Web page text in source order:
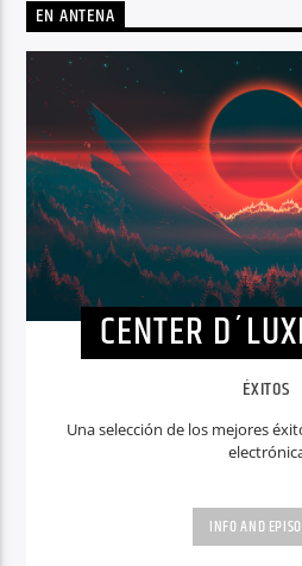
EN ANTENA
CENTER
ÉXITOS
Una selección de los mejores
INFO AND